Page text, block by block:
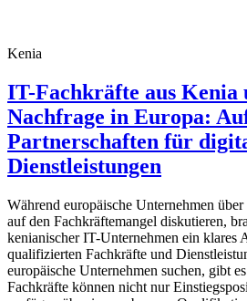
Kenia
IT-Fachkräfte aus Kenia
Nachfrage in Europa:
Partnerschaften für
Dienstleistungen
Während europäische Unternehmen
auf den Fachkräftemangel diskutieren,
kenianischer IT-Unternehmen ein klares
qualifizierten Fachkräfte und
europäische Unternehmen suchen, gibt
Fachkräfte können nicht nur